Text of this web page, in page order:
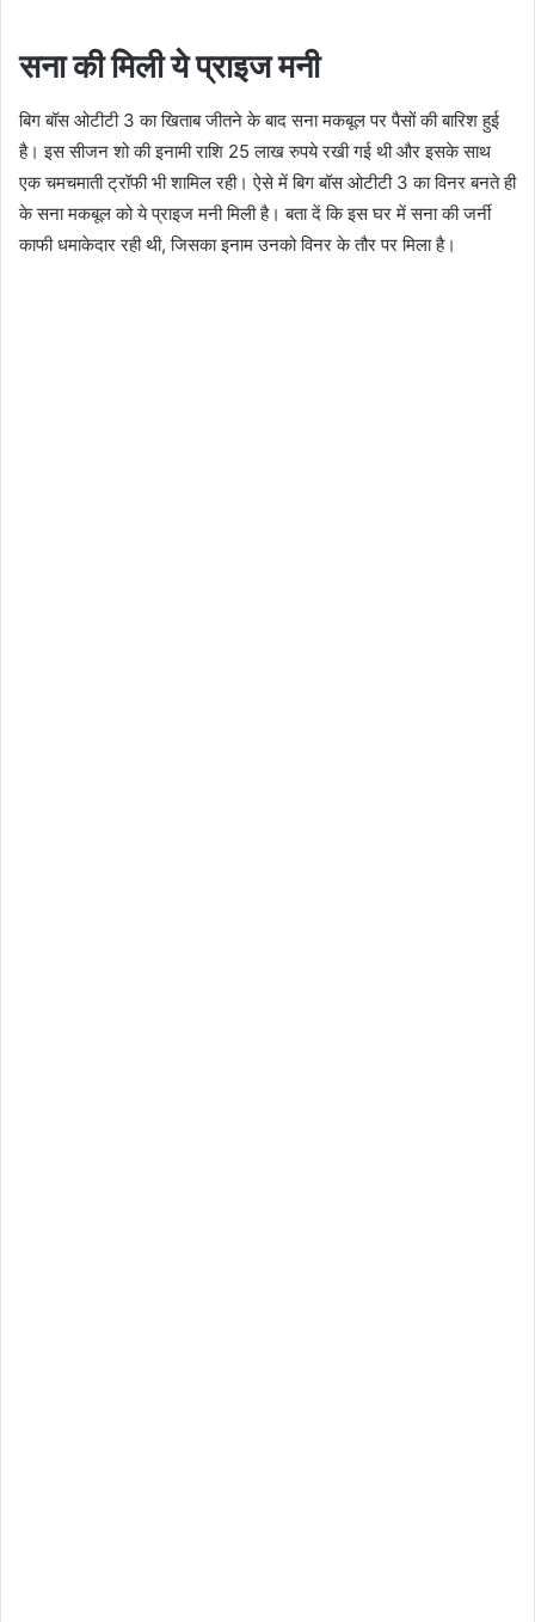
सना की मिली ये प्राइज मनी
बिग बॉस ओटीटी 3 का खिताब जीतने के बाद सना मकबूल पर पैसों की बारिश हुई
है। इस सीजन शो की इनामी राशि 25 लाख रुपये रखी गई थी और इसके साथ
एक चमचमाती ट्रॉफी भी शामिल रही। ऐसे में बिग बॉस ओटीटी 3 का विनर बनते ही
के सना मकबूल को ये प्राइज मनी मिली है। बता दें कि इस घर में सना की जर्नी
काफी धमाकेदार रही थी, जिसका इनाम उनको विनर के तौर पर मिला है।